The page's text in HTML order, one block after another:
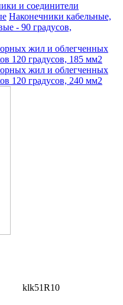
и соединители
Наконечники кабельные,
- 90 градусов,
жил и облегченных
120 градусов, 185 мм2
жил и облегченных
120 градусов, 240 мм2
klk51R10